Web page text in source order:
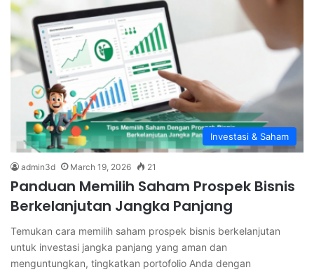
Investasi & Saham
admin3d March 19, 2026 21
Panduan Memilih Saham Prospek Bisnis
Berkelanjutan Jangka Panjang
Temukan cara memilih saham prospek bisnis berkelanjutan
untuk investasi jangka panjang yang aman dan
menguntungkan, tingkatkan portofolio Anda dengan